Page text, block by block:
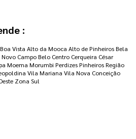
:
Vista Alto da Mooca Alto de Pinheiros Bela
Campo Belo Centro Cerqueira César
Moema Morumbi Perdizes Pinheiros Região
Vila Mariana Vila Nova Conceição
Zona Sul